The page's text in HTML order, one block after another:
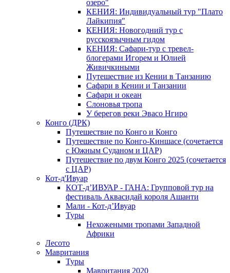
озеро"
КЕНИЯ: Индивидуальный тур "Плато
Лайкипия"
КЕНИЯ: Новогодний тур с
русскоязычным гидом
КЕНИЯ: Сафари-тур с тревел-
блогерами Игорем и Юлией
Живичкиными
Путешествие из Кении в Танзанию
Сафари в Кении и Танзании
Сафари и океан
Слоновья тропа
У берегов реки Эвасо Нгиро
Конго (ДРК)
Путешествие по Конго и Конго
Путешествие по Конго-Киншасе (сочетается
с Южным Суданом и ЦАР)
Путешествие по двум Конго 2025 (сочетается
с ЦАР)
Кот-д'Ивуар
КОТ-д’ИВУАР - ГАНА: Групповой тур на
фестиваль Аквасидай короля Ашанти
Мали - Кот-д’Ивуар
Туры
Нехожеными тропами Западной
Африки
Лесото
Мавритания
Туры
Мавритания 2020